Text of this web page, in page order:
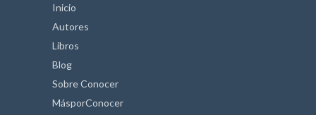
Inicio
Autores
Libros
Blog
Sobre Conocer
MásporConocer